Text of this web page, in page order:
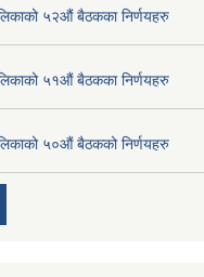
५२औं बैठकका निर्णयहरु
५१औं बैठकका निर्णयहरु
५०औं बैठकको निर्णयहरु